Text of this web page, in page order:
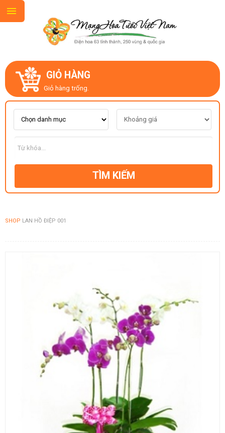
GIỎ HÀNG
Giỏ hàng trống.
TÌM KIẾM
SHOP LAN HỒ ĐIỆP 001
GIỚI THIỆU
LIÊN HỆ
MẪU HOA MỚI
CHỦ ĐỀ
DỊCH VỤ GỬI ĐIỆN HOA VỀ